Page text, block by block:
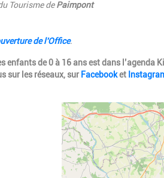
Tourisme dePaimpont
de l'Office.
de 0 à 16 ans est dans l’agenda
sur les réseaux, sur Facebooket
Geolocalisation